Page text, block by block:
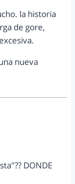
la historia
de gore,
nueva
DONDE